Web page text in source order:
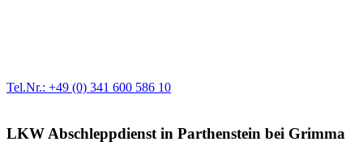
Tel.Nr.: +49 (0) 341 600 586 10
LKW Abschleppdienst in Parthenstein bei Grimma